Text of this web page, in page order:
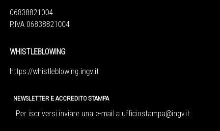
06838821004
P.IVA 06838821004
WHISTLEBLOWING
https://whistleblowing.ingv.it
NEWSLETTER E ACCREDITO STAMPA
Per iscriversi inviare una e-mail a ufficiostampa@ingv.it